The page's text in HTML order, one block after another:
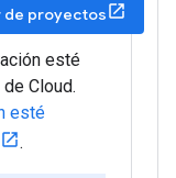
de proyectos
esté
Cloud.
esté
.